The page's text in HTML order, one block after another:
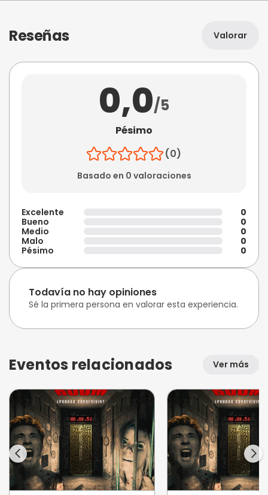
Reseñas Valorar
0,0/5
Pésimo
(0)
Basado en 0 valoraciones
Excelente
0
Bueno
0
Medio
0
Malo
0
Pésimo
0
Todavía no hay opiniones
Sé la primera persona en valorar esta experiencia.
Eventos relacionados Ver más